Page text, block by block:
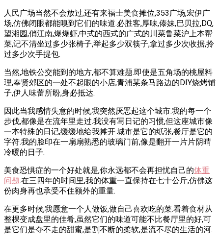
人民广场当然不会放过,还有来福士美食摊位,353广场,宏伊广
场,仿佛闭眼都能嗅到它们的味道.必胜客,厚味,傣妹,巴贝拉,DQ,
望湘园,俏江南,爆爆虾,中式的西式的广式的川菜鲁菜沪上本帮
菜,记不清坐过多少张椅子,举起多少双筷子,拿过多少次收据,拎
过多少次手提包.
当然,地铁公交能到的地方,都不算难题.即使是五角场的桃屋料
理,奉贤郊区的一处不起眼的小店,青浦某条马路边的DIY烧烤铺
子,伊人味蕾所盼,身必抵达.
因此当我感情失意的时候,我突然厌恶起这个城市.我的每一个
步伐,都像是在流年里走过.我没有写日记的习惯,但这座城市像
一本特殊的日记,缓缓地给我摊开.城市是它的纸张,餐厅是它的
字符.我的脸印在一扇扇熟悉的玻璃门前,像是翻开一片片阴晴
冷暖的日子.
美食恐惧症的一个好处就是,你永远都不会再担忧自己的体重
问题.在三四年的时间里,我的体重一直保持在七十公斤,仿佛这
份肉身再也承受不住额外的重量.
在更多时候,我愿意一个人做饭,做自己喜欢吃的菜.看着食材从
整棵变成盘里的佳肴,虽然它们的味道可能不比餐厅里的好,可
是它们是夺不走的甜蜜,是割不断的柔软,是流不尽的生活的河.